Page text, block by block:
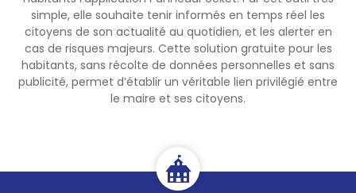
simple, elle souhaite tenir informés en temps réel les
citoyens de son actualité au quotidien, et les alerter en
cas de risques majeurs. Cette solution gratuite pour les
habitants, sans récolte de données personnelles et sans
publicité, permet d’établir un véritable lien privilégié entre
le maire et ses citoyens.
les bons réflexes : rester
vigilant, éloigner toute
flamme de la végétation
sèche et s’assurer de
l’extinction complète des
braises.
de 30 % de surfaces boisées.
Dans le contexte actuel, la